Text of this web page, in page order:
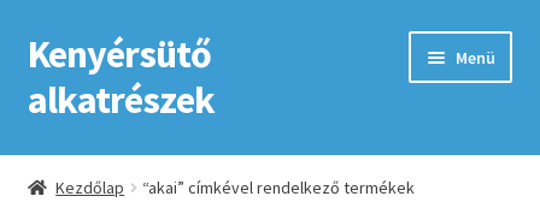
Ugrás
a
navigációhoz
Kilépés
a
tartalomba
Kenyérsütő
alkatrészek
Menü
Kezdőlap
Kezdőlap “akai” címkével rendelkező termékek